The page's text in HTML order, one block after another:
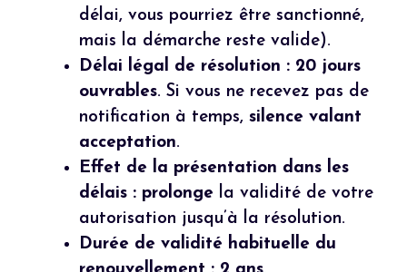
délai, vous pourriez être sanctionné,
mais la démarche reste valide).
Délai légal de résolution : 20 jours
ouvrables. Si vous ne recevez pas de
notification à temps, silence valant
acceptation.
Effet de la présentation dans les
délais : prolonge la validité de votre
autorisation jusqu’à la résolution.
Durée de validité habituelle du